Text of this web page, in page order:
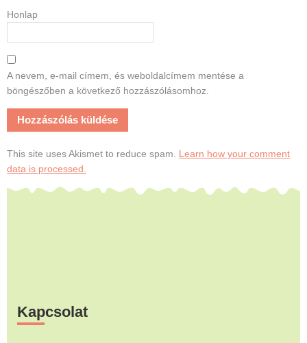
Honlap
A nevem, e-mail címem, és weboldalcímem mentése a
böngészőben a következő hozzászólásomhoz.
This site uses Akismet to reduce spam. Learn how your comment
data is processed.
Kapcsolat